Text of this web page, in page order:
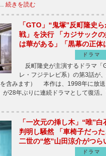
続きを読む
「GTO」“鬼塚”反町隆史
戦」を決行 「カジサック
は華がある」「黒幕の正体
ドラマ
反町隆史が主演するドラマ「
レ・フジテレビ系）の第3話が
含みます） 本作は、1998年に放
が28年ぶりに連続ドラマとして復活
「一次元の挿し木」“唯”
判明し騒然 「車椅子だっ
二世の“悠”山田涼介がつら
ドラマ